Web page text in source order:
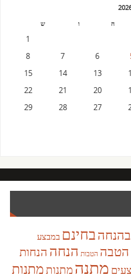
ה ו ש
1
6
7
8
13
14
15
20
21
22
27
28
29
בהנחהבחינם במבצע
הטבה הטבות הנחה הנחות
מתנהמתנותמתנות